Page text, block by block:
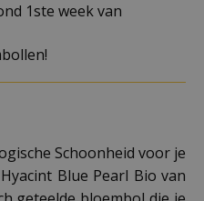
1ste week van
Schoonheid voor je
Blue Pearl Bio van